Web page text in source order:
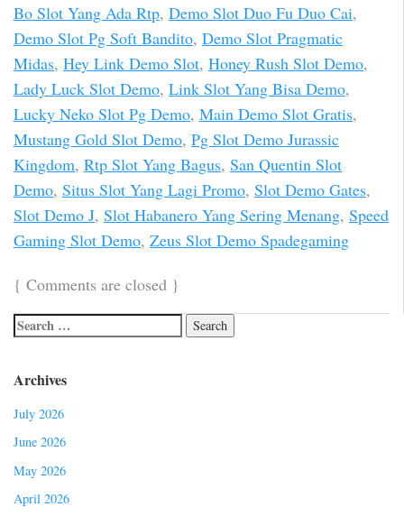
Bo Slot Yang Ada Rtp, Demo Slot Duo Fu Duo Cai,
Demo Slot Pg Soft Bandito, Demo Slot Pragmatic
Midas, Hey Link Demo Slot, Honey Rush Slot Demo,
Lady Luck Slot Demo, Link Slot Yang Bisa Demo,
Lucky Neko Slot Pg Demo, Main Demo Slot Gratis,
Mustang Gold Slot Demo, Pg Slot Demo Jurassic
Kingdom, Rtp Slot Yang Bagus, San Quentin Slot
Demo, Situs Slot Yang Lagi Promo, Slot Demo Gates,
Slot Demo J, Slot Habanero Yang Sering Menang, Speed
Gaming Slot Demo, Zeus Slot Demo Spadegaming
{ Comments are closed }
Archives
July 2026
June 2026
May 2026
April 2026